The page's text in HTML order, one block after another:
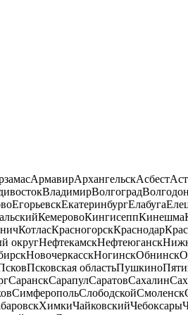
АрмавирАрхангельскАсбест
ВладимирВолгоград
ЕгорьевскЕкатеринбургЕлабуга
КемеровоКингисеппКинешма
КотласКрасногорскКраснодар
округНефтекамскНефтеюганск
НовочеркасскНогинскОбнинск
Псковская областьПушкино
СаранскСарапулСаратовСахалин
СимферопольСлободскойСмоленск
ХимкиЧайковскийЧебоксары